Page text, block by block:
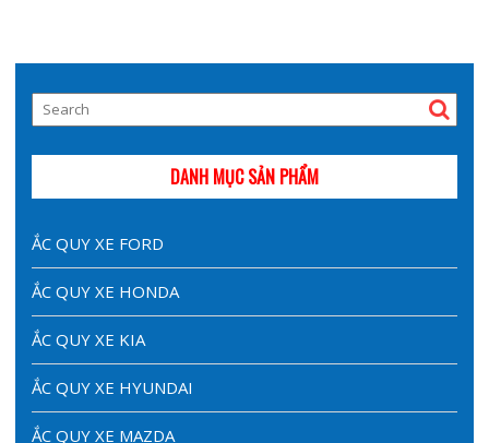
DANH MỤC SẢN PHẨM
ẮC QUY XE FORD
ẮC QUY XE HONDA
ẮC QUY XE KIA
ẮC QUY XE HYUNDAI
ẮC QUY XE MAZDA